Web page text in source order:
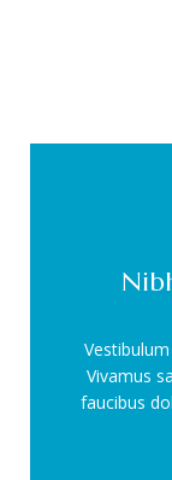
Vivamus
faucibus